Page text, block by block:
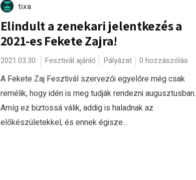
tixa
Elindult a zenekari jelentkezés a
2021-es Fekete Zajra!
2021.03.30. Fesztivál ajánló Pályázat 0 hozzászólás
A Fekete Zaj Fesztivál szervezői egyelőre még csak
remélik, hogy idén is meg tudják rendezni augusztusban.
Amíg ez biztossá válik, addig is haladnak az
előkészületekkel, és ennek égisze...